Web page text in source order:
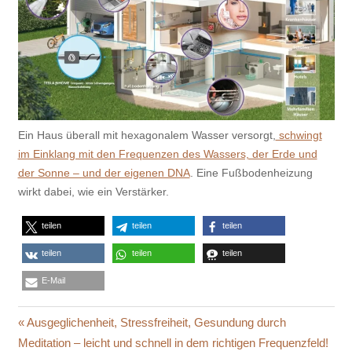
Ein Haus überall mit hexagonalem Wasser versorgt, schwingt
im Einklang mit den Frequenzen des Wassers, der Erde und
der Sonne – und der eigenen DNA. Eine Fußbodenheizung
wirkt dabei, wie ein Verstärker.
teilen teilen teilen
teilen teilen teilen
E-Mail
Beitragsnavigation
Vorheriger
Beitrag:
Ausgeglichenheit, Stressfreiheit, Gesundung durch
Meditation – leicht und schnell in dem richtigen Frequenzfeld!